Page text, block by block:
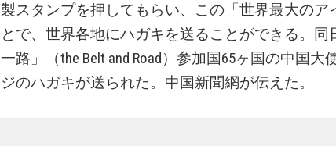
製スタンプを押してもらい、この「世界最大のア
とで、世界各地にハガキを送ることができる。
一路」（the Belt and Road）参加国65ヶ国の中国
ジのハガキが送られた。中国新聞網が伝えた。